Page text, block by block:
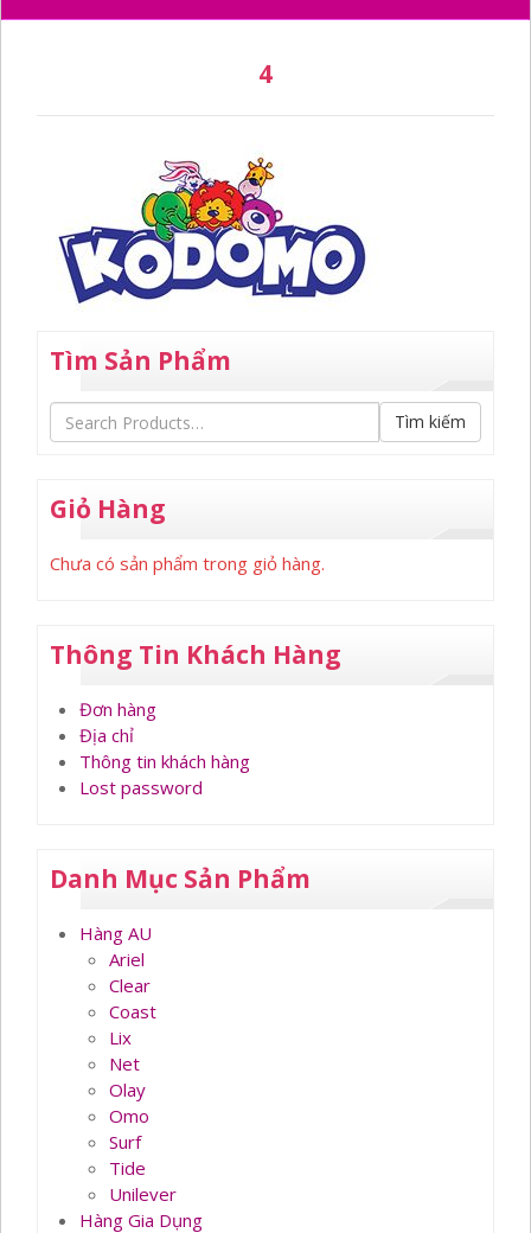
4
Tìm Sản Phẩm
Tìm kiếm
Giỏ Hàng
Chưa có sản phẩm trong giỏ hàng.
Thông Tin Khách Hàng
Đơn hàng
Địa chỉ
Thông tin khách hàng
Lost password
Danh Mục Sản Phẩm
Hàng AU
Ariel
Clear
Coast
Lix
Net
Olay
Omo
Surf
Tide
Unilever
Hàng Gia Dụng